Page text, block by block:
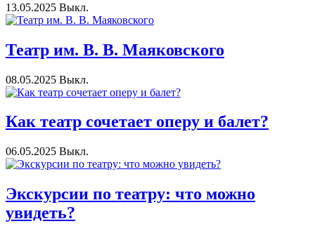
13.05.2025 Выкл.
Театр им. В. В. Маяковского
08.05.2025 Выкл.
Как театр сочетает оперу и балет?
06.05.2025 Выкл.
Экскурсии по театру: что можно
увидеть?